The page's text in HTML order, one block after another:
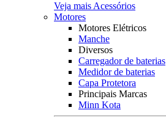
Veja mais Acessórios
Motores
Motores Elétricos
Manche
Diversos
Carregador de baterias
Medidor de baterias
Capa Protetora
Principais Marcas
Minn Kota